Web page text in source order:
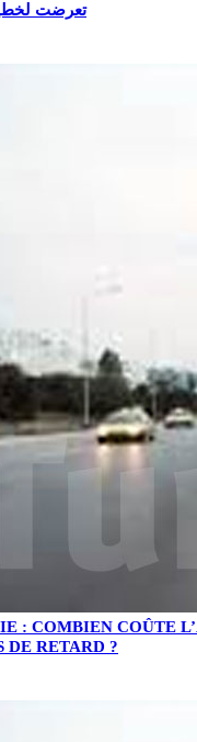
تعرضت لخطية رادار؟.. 4
: COMBIEN COÛTE
DE RETARD ?